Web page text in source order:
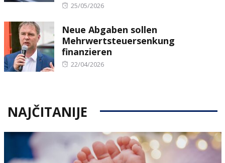
Posted
25/05/2026
Neue Abgaben sollen
Mehrwertsteuersenkung
finanzieren
Posted
22/04/2026
NAJČITANIJE